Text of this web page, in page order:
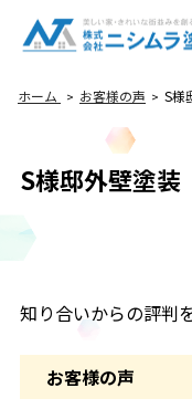
ホーム お客様の声 S様
S様邸外壁塗装
知り合いからの評判
お客様の声